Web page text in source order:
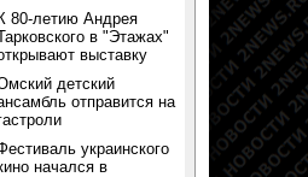
К 80-летию Андрея
в "Этажах"
выставку
детский
отправится на
украинского
начался в